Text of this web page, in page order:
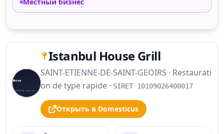
Istanbul House Grill
SAINT-ETIENNE-DE-SAINT-GEOIRS · Restaurati
on de type rapide · SIRET 10109026400017
Открыть в Domesticus